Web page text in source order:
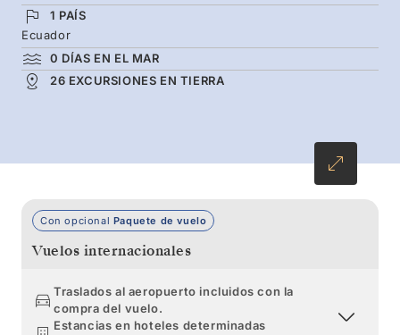
disfrutar de las vistas de la Roca del Pináculo,
pasee por playas donde las iguanas marinas
toman el sol y los leones marinos se divierten,
y crúcese con tortugas gigantes que se
1 PAÍS
Ecuador
0 DÍAS EN EL MAR
26 EXCURSIONES EN TIERRA
Con opcional Paquete de vuelo
Vuelos internacionales
Traslados al aeropuerto incluidos con la
compra del vuelo.
Estancias en hoteles determinadas